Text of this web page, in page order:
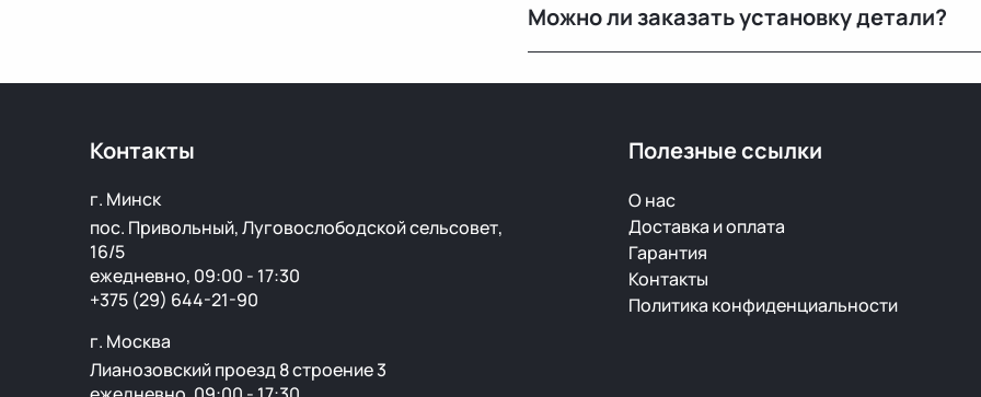
ржавчины и повреждений.
Можно ли заказать установку детали?
Контакты
г. Минск
пос. Привольный, Луговослободской сельсовет,
16/5
ежедневно, 09:00 - 17:30
+375 (29) 644-21-90
г. Москва
Лианозовский проезд 8 строение 3
Полезные ссылки
О нас
Доставка и оплата
Гарантия
Контакты
Политика конфиденциальности